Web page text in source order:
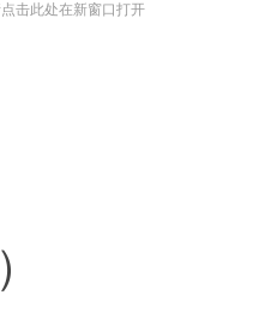
击此处在新窗口打开